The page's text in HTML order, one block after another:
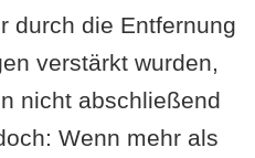
durch die Entfernung
verstärkt wurden,
nicht abschließend
Wenn mehr als